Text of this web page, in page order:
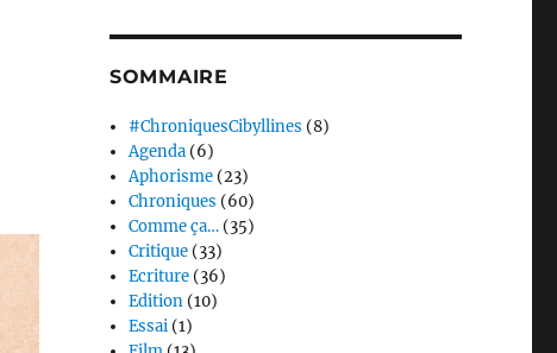
SOMMAIRE
#ChroniquesCibyllines (8)
Agenda (6)
Aphorisme (23)
Chroniques (60)
Comme ça… (35)
Critique (33)
Ecriture (36)
Edition (10)
Essai (1)